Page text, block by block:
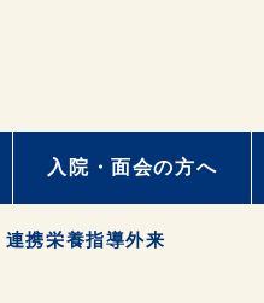
入院・面会の方へ
連携栄養指導外来